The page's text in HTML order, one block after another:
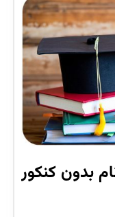
بدون کنکور